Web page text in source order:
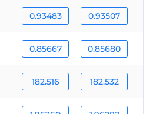
0.93483 0.93507
0.85667 0.85680
182.516 182.532